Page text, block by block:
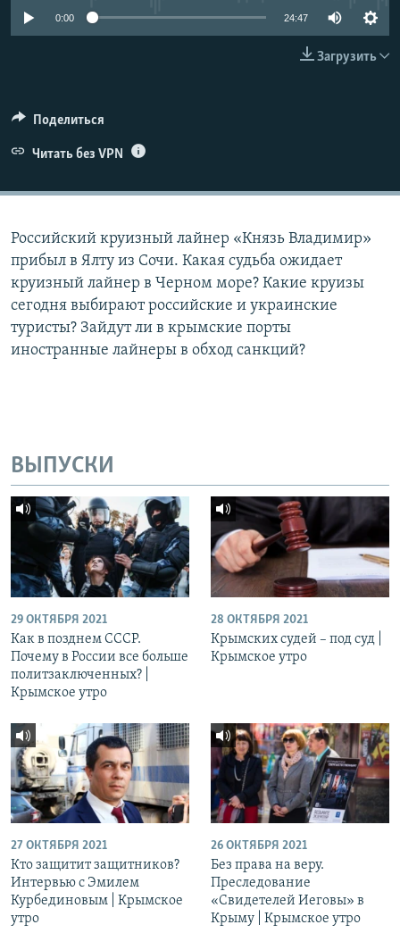
ПОБЕДИТЕЛЕЙ НЕ СУДЯТ?
УКРАИНСКАЯ ПРОБЛЕМА КРЫМА
ПРИСОЕДИНЯЙТЕСЬ!
0:00 24:47
Загрузить
Поделиться
Читать без VPN
Российский круизный лайнер «Князь Владимир»
прибыл в Ялту из Сочи. Какая судьба ожидает
круизный лайнер в Черном море? Какие круизы
сегодня выбирают российские и украинские
туристы? Зайдут ли в крымские порты
иностранные лайнеры в обход санкций?
ВЫПУСКИ
29 ОКТЯБРЯ 2021
Как в позднем СССР.
Почему в России все больше
политзаключенных? |
Крымское утро
28 ОКТЯБРЯ 2021
Крымских судей – под суд |
Крымское утро
27 ОКТЯБРЯ 2021
Кто защитит защитников?
Интервью с Эмилем
Курбединовым | Крымское
утро
26 ОКТЯБРЯ 2021
Без права на веру.
Преследование
«Свидетелей Иеговы» в
Крыму | Крымское утро